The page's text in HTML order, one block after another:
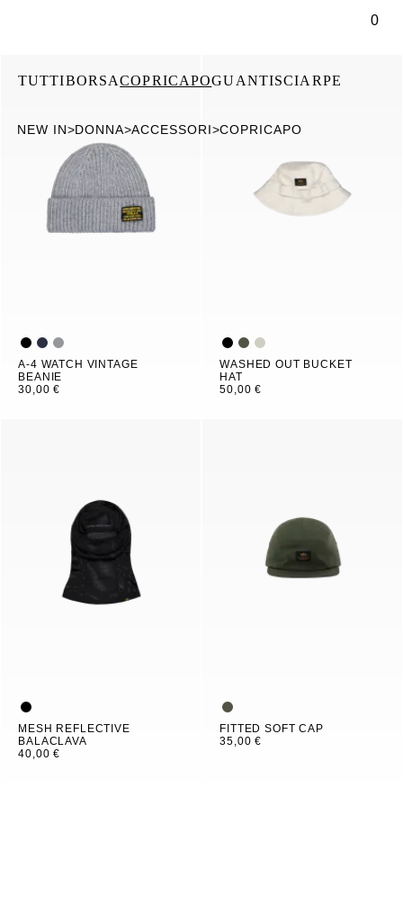
0
TUTTIBORSACOPRICAPOGUANTISCIARPE
NEW IN>DONNA>ACCESSORI>COPRICAPO
A-4 WATCH VINTAGE
BEANIE
30,00 €
WASHED OUT BUCKET
HAT
50,00 €
MESH REFLECTIVE
BALACLAVA
40,00 €
FITTED SOFT CAP
35,00 €